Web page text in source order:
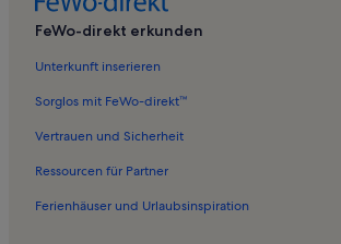
FeWo-direkt erkunden
Unterkunft inserieren
Sorglos mit FeWo-direkt™
Vertrauen und Sicherheit
Ressourcen für Partner
Ferienhäuser und Urlaubsinspiration